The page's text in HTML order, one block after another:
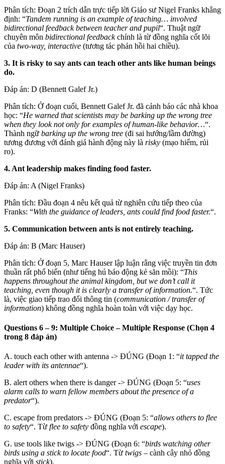
Phân tích: Đoạn 2 trích dẫn trực tiếp lời Giáo sư Nigel Franks khẳng
định: “Tandem running is an example of teaching… involved
bidirectional feedback between teacher and pupil“. Thuật ngữ
chuyên môn bidirectional feedbackchính là từ đồng nghĩa cốt lõi
của two-way, interactive (tương tác phản hồi hai chiều).
3. It is risky to say ants can teach other ants like human beings
do.
Đáp án: D (Bennett Galef Jr.)
Phân tích: Ở đoạn cuối, Bennett Galef Jr. đã cảnh báo các nhà khoa
học: “He warned that scientists may be barking up the wrong tree
when they look not only for examples of human-like behavior…“.
Thành ngữ barking up the wrong tree (đi sai hướng/lầm đường)
tương đương với đánh giá hành động này là risky (mạo hiểm, rủi
ro).
4. Ant leadership makes finding food faster.
Đáp án: A (Nigel Franks)
Phân tích: Đầu đoạn 4 nêu kết quả từ nghiên cứu tiếp theo của
Franks: “With the guidance of leaders, ants could find food faster.“.
5. Communication between ants is not entirely teaching.
Đáp án: B (Marc Hauser)
Phân tích: Ở đoạn 5, Marc Hauser lập luận rằng việc truyền tin đơn
thuần rất phổ biến (như tiếng hú báo động kẻ săn mồi): “This
happens throughout the animal kingdom, but we don’t call it
teaching, even though it is clearly a transfer of information.“. Tức
là, việc giao tiếp trao đổi thông tin (communication / transfer of
information) không đồng nghĩa hoàn toàn với việc dạy học.
Questions 6 – 9: Multiple Choice – Multiple Response (Chọn 4
trong 8 đáp án)
A. touch each other with antenna -> ĐÚNG (Đoạn 1: “it tapped the
leader with its antennae“).
B. alert others when there is danger -> ĐÚNG (Đoạn 5: “uses
alarm calls to warn fellow members about the presence of a
predator“).
C. escape from predators -> ĐÚNG (Đoạn 5: “allows others to flee
to safety“. Từ flee to safety đồng nghĩa với escape).
G. use tools like twigs -> ĐÚNG (Đoạn 6: “birds watching other
birds using a stick to locate food“. Từ twigs – cành cây nhỏ đồng
nghĩa với stick).